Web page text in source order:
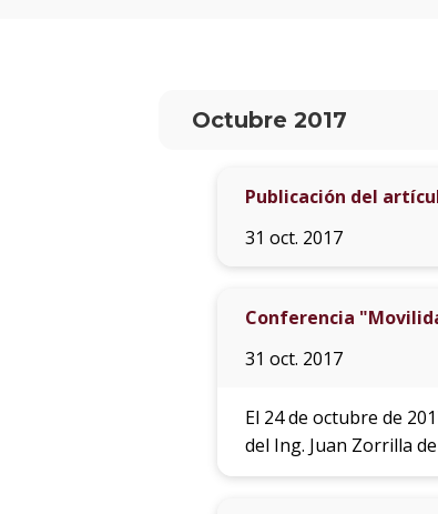
Octubre 2017
Publicación del
31 oct. 2017
Conferencia
31 oct. 2017
El 24 de octubre de
del Ing. Juan Zorrilla